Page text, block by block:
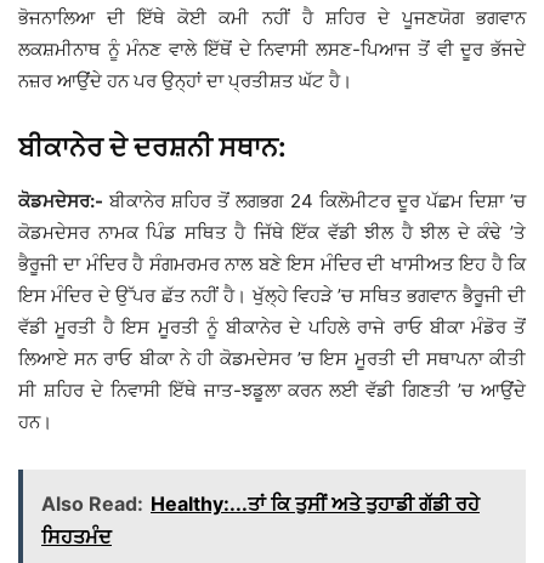
ਭੋਜਨਾਲਿਆ ਦੀ ਇੱਥੇ ਕੋਈ ਕਮੀ ਨਹੀਂ ਹੈ ਸ਼ਹਿਰ ਦੇ ਪੂਜਣਯੋਗ ਭਗਵਾਨ
ਲਕਸ਼ਮੀਨਾਥ ਨੂੰ ਮੰਨਣ ਵਾਲੇ ਇੱਥੋਂ ਦੇ ਨਿਵਾਸੀ ਲਸਣ-ਪਿਆਜ ਤੋਂ ਵੀ ਦੂਰ ਭੱਜਦੇ
ਨਜ਼ਰ ਆਉਂਦੇ ਹਨ ਪਰ ਉਨ੍ਹਾਂ ਦਾ ਪ੍ਰਤੀਸ਼ਤ ਘੱਟ ਹੈ।
ਬੀਕਾਨੇਰ ਦੇ ਦਰਸ਼ਨੀ ਸਥਾਨ:
ਕੋਡਮਦੇਸਰ:- ਬੀਕਾਨੇਰ ਸ਼ਹਿਰ ਤੋਂ ਲਗਭਗ 24 ਕਿਲੋਮੀਟਰ ਦੂਰ ਪੱਛਮ ਦਿਸ਼ਾ ’ਚ
ਕੋਡਮਦੇਸਰ ਨਾਮਕ ਪਿੰਡ ਸਥਿਤ ਹੈ ਜਿੱਥੇ ਇੱਕ ਵੱਡੀ ਝੀਲ ਹੈ ਝੀਲ ਦੇ ਕੰਢੇ ’ਤੇ
ਭੈਰੂਜੀ ਦਾ ਮੰਦਿਰ ਹੈ ਸੰਗਮਰਮਰ ਨਾਲ ਬਣੇ ਇਸ ਮੰਦਿਰ ਦੀ ਖਾਸੀਅਤ ਇਹ ਹੈ ਕਿ
ਇਸ ਮੰਦਿਰ ਦੇ ਉੱਪਰ ਛੱਤ ਨਹੀਂ ਹੈ। ਖੁੱਲ੍ਹੇ ਵਿਹੜੇ ’ਚ ਸਥਿਤ ਭਗਵਾਨ ਭੈਰੂਜੀ ਦੀ
ਵੱਡੀ ਮੂਰਤੀ ਹੈ ਇਸ ਮੂਰਤੀ ਨੂੰ ਬੀਕਾਨੇਰ ਦੇ ਪਹਿਲੇ ਰਾਜੇ ਰਾਓ ਬੀਕਾ ਮੰਡੋਰ ਤੋਂ
ਲਿਆਏ ਸਨ ਰਾਓ ਬੀਕਾ ਨੇ ਹੀ ਕੋਡਮਦੇਸਰ ’ਚ ਇਸ ਮੂਰਤੀ ਦੀ ਸਥਾਪਨਾ ਕੀਤੀ
ਸੀ ਸ਼ਹਿਰ ਦੇ ਨਿਵਾਸੀ ਇੱਥੇ ਜਾਤ-ਝਡੂਲਾ ਕਰਨ ਲਈ ਵੱਡੀ ਗਿਣਤੀ ’ਚ ਆਉਂਦੇ
ਹਨ।
Also Read: Healthy:...ਤਾਂ ਕਿ ਤੁਸੀਂ ਅਤੇ ਤੁਹਾਡੀ ਗੱਡੀ ਰਹੇ
ਸਿਹਤਮੰਦ